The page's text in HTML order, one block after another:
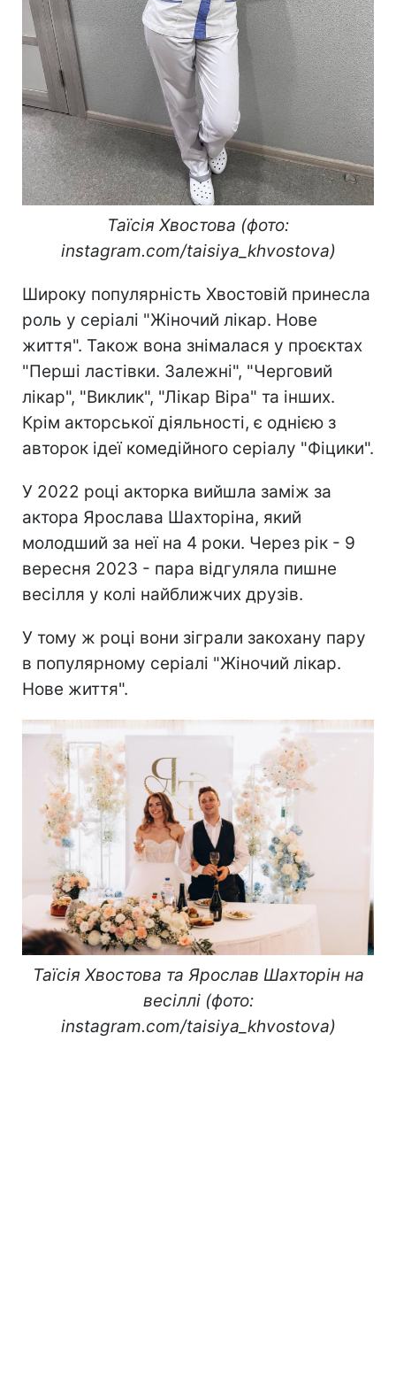
Таїсія Хвостова (фото:
instagram.com/taisiya_khvostova)
Широку популярність Хвостовій принесла
роль у серіалі "Жіночий лікар. Нове
життя". Також вона знімалася у проєктах
"Перші ластівки. Залежні", "Черговий
лікар", "Виклик", "Лікар Віра" та інших.
Крім акторської діяльності, є однією з
авторок ідеї комедійного серіалу "Фіцики".
У 2022 році акторка вийшла заміж за
актора Ярослава Шахторіна, який
молодший за неї на 4 роки. Через рік - 9
вересня 2023 - пара відгуляла пишне
весілля у колі найближчих друзів.
У тому ж році вони зіграли закохану пару
в популярному серіалі "Жіночий лікар.
Нове життя".
Таїсія Хвостова та Ярослав Шахторін на
весіллі (фото:
instagram.com/taisiya_khvostova)